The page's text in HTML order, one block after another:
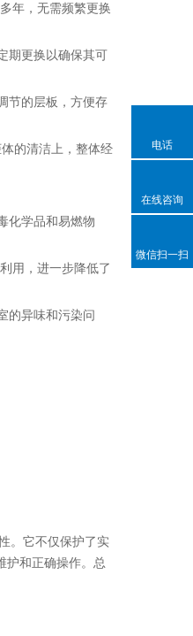
年，无需频繁更换
期更换以确保其可
节的层板，方便存
的清洁上，整体经
化学品和易燃物
用，进一步降低了
的异味和污染问
。它不仅保护了实
护和正确操作。总
电话
在线咨询
微信扫一扫